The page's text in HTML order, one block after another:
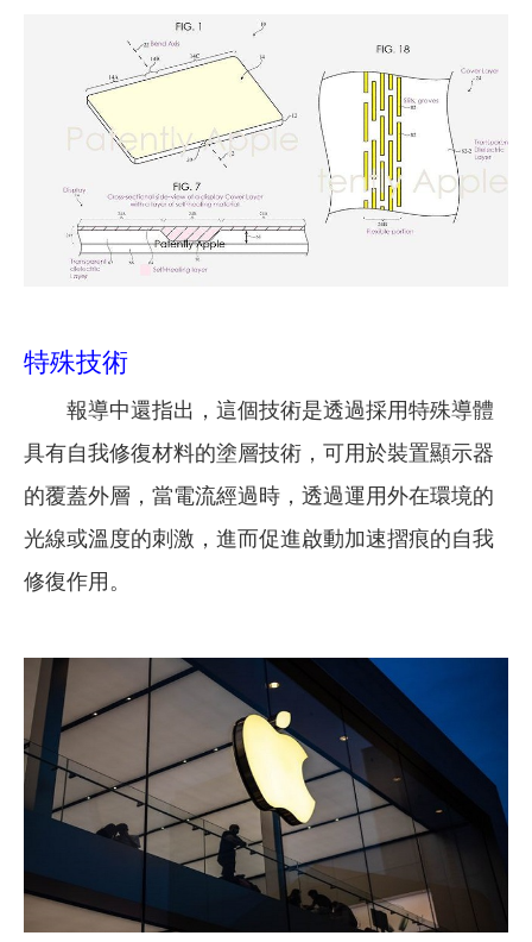
特殊技術
報導中還指出，這個技術是透過採用特殊導體
具有自我修復材料的塗層技術，可用於裝置顯示器
的覆蓋外層，當電流經過時，透過運用外在環境的
光線或溫度的刺激，進而促進啟動加速摺痕的自我
修復作用。